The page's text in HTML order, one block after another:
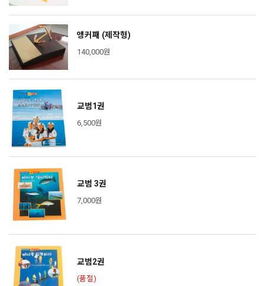
앵커패 (제작형)
140,000원
교범1권
6,500원
교범 3권
7,000원
교범2권
(품절)